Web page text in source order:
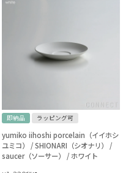
即納品 ラッピング可
yumiko iihoshi porcelain（イイホシ
ユミコ） / SHIONARI（シオナリ） /
saucer（ソーサー） / ホワイト